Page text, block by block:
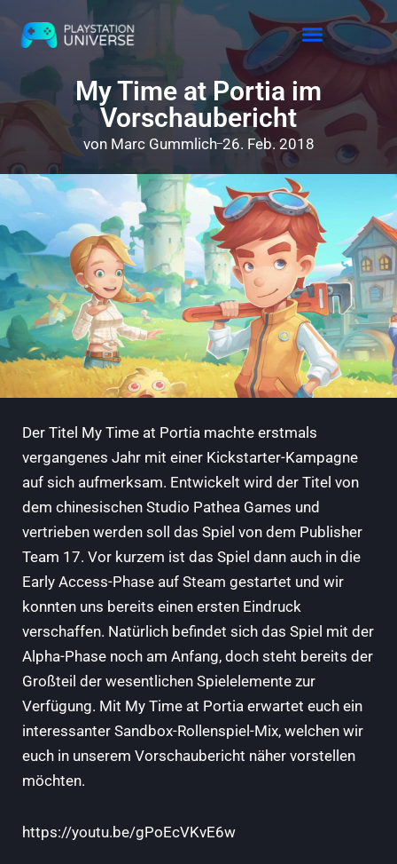
My Time at Portia im
Vorschaubericht
von Marc Gummlich 26. Feb. 2018
Der Titel My Time at Portia machte erstmals
vergangenes Jahr mit einer Kickstarter-Kampagne
auf sich aufmerksam. Entwickelt wird der Titel von
dem chinesischen Studio Pathea Games und
vertrieben werden soll das Spiel von dem Publisher
Team 17. Vor kurzem ist das Spiel dann auch in die
Early Access-Phase auf Steam gestartet und wir
konnten uns bereits einen ersten Eindruck
verschaffen. Natürlich befindet sich das Spiel mit der
Alpha-Phase noch am Anfang, doch steht bereits der
Großteil der wesentlichen Spielelemente zur
Verfügung. Mit My Time at Portia erwartet euch ein
interessanter Sandbox-Rollenspiel-Mix, welchen wir
euch in unserem Vorschaubericht näher vorstellen
möchten.
https://youtu.be/gPoEcVKvE6w